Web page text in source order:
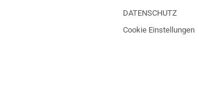
DATENSCHUTZ
Cookie Einstellungen